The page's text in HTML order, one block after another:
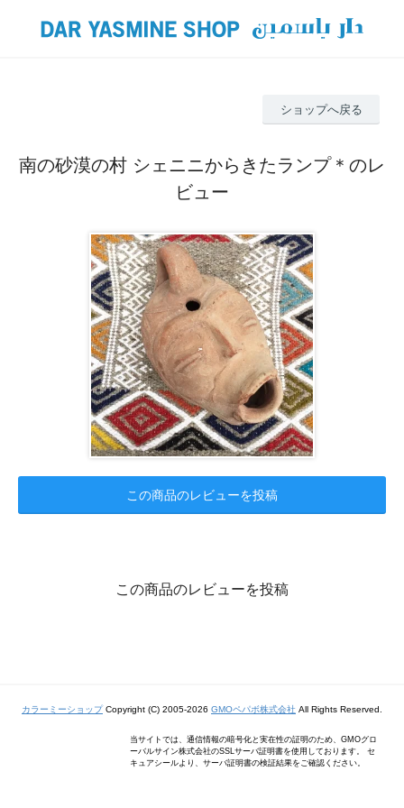
ショップへ戻る
南の砂漠の村 シェニニからきたランプ＊のレ
ビュー
この商品のレビューを投稿
この商品のレビューを投稿
カラーミーショップCopyright (C) 2005-2026 GMOペパボ株式会社 All Rights Reserved.
当サイトでは、通信情報の暗号化と実在性の証明のため、GMOグロ
ーバルサイン株式会社のSSLサーバ証明書を使用しております。 セ
キュアシールより、サーバ証明書の検証結果をご確認ください。